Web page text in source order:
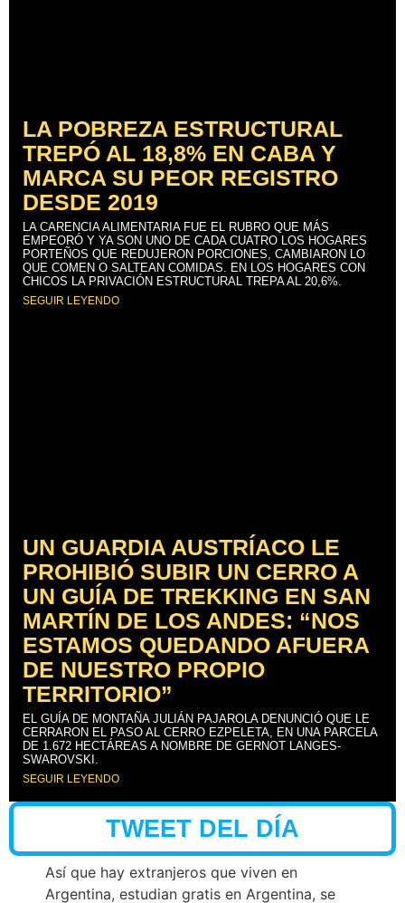
LA POBREZA ESTRUCTURAL
TREPÓ AL 18,8% EN CABA Y
MARCA SU PEOR REGISTRO
DESDE 2019
LA CARENCIA ALIMENTARIA FUE EL RUBRO QUE MÁS
EMPEORÓ Y YA SON UNO DE CADA CUATRO LOS HOGARES
PORTEÑOS QUE REDUJERON PORCIONES, CAMBIARON LO
QUE COMEN O SALTEAN COMIDAS. EN LOS HOGARES CON
CHICOS LA PRIVACIÓN ESTRUCTURAL TREPA AL 20,6%.
SEGUIR LEYENDO
UN GUARDIA AUSTRÍACO LE
PROHIBIÓ SUBIR UN CERRO A
UN GUÍA DE TREKKING EN SAN
MARTÍN DE LOS ANDES: “NOS
ESTAMOS QUEDANDO AFUERA
DE NUESTRO PROPIO
TERRITORIO”
EL GUÍA DE MONTAÑA JULIÁN PAJAROLA DENUNCIÓ QUE LE
CERRARON EL PASO AL CERRO EZPELETA, EN UNA PARCELA
DE 1.672 HECTÁREAS A NOMBRE DE GERNOT LANGES-
SWAROVSKI.
SEGUIR LEYENDO
TWEET DEL DÍA
Así que hay extranjeros que viven en
Argentina, estudian gratis en Argentina, se